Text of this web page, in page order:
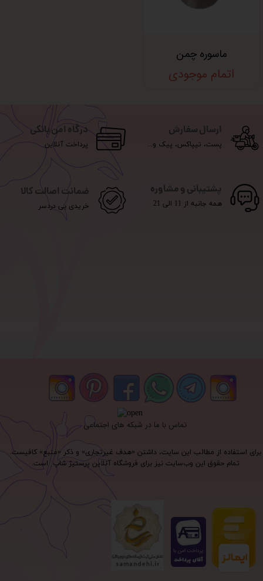
ماسوره چمن
اتمام موجودی
برای استفاده از مطالب این سایت، داشتن «هدف غیرتجاری» و ذکر «منبع» کافیست.
تمام حقوق اين وب‌سايت نیز برای فروشگاه آنلاین پرستیژ شاپ است.
ارسال سفارش
پست، تیپاکس، پیک و...
درگاه امن بانکی
پرداخت آنلاین
پشتیبانی و مشاوره
همه جانبه از 11 الی 21
ضمانت اصالت کالا
خریدی بی دردسر
تماس با ما در شبکه های اجتماعی